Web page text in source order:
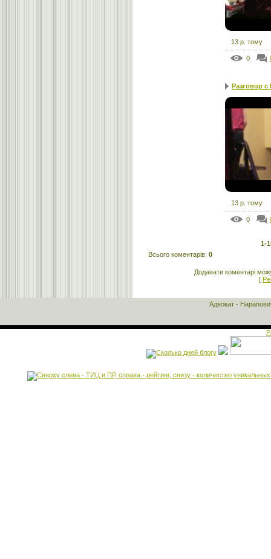
13 р. тому
0
Разговор с
13 р. тому
0
1-
Всього коментарів: 0
Додавати коментарі
[
Адвокат -